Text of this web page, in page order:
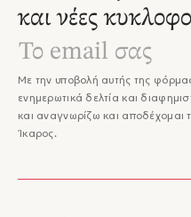
χαρακτηρίσω το βιβλίο αυτό."
– Βίβιαν Αβρααμίδου-Πλούμπη,
"...Το μικρό δοκίμιο είναι
ανακάλυψη, επειδή μαζί με
Τσβετάγεβα δίνει τα πρωτεία
καταφέρνει να ενσωματώσει
τις αναμνήσεις και τη
– Δημήτρης Δουλγερίδης, Τα Νέα
και νέες
Με την υποβολή αυτής της
ενημερωτικά δελτία και
και αναγνωρίζω και αποδέχομαι
Ίκαρος.